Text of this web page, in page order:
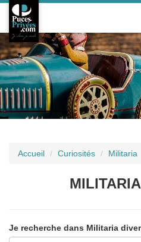
Accueil Curiosités Militaria
Je recherche dans Militaria